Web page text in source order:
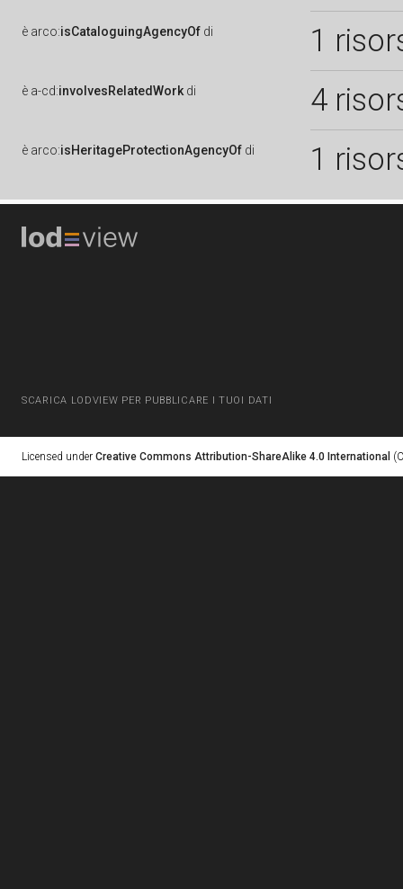
è arco:isCataloguingAgencyOf di 1
è a-cd:involvesRelatedWork di 4
è arco:isHeritageProtectionAgencyOf di 1
SCARICA LODVIEW PER PUBBLICARE I TUOI DATI
Licensed under Creative Commons Attribution-ShareAlike 4.0 International